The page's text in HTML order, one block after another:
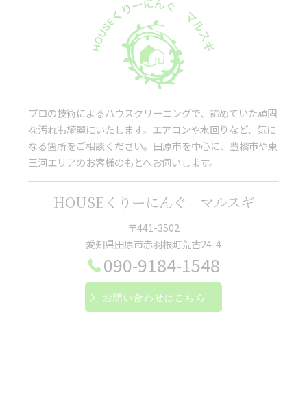
プロの技術によるハウスクリーニングで、諦めていた頑固
な汚れも綺麗にいたします。エアコンや水回りなど、気に
なる箇所をご相談ください。田原市を中心に、豊橋市や東
三河エリアのお客様のもとへお伺いします。
HOUSEくりーにんぐ マルスギ
〒441-3502
愛知県田原市赤羽根町荒古24-4
090-9184-1548
お問い合わせはこちら